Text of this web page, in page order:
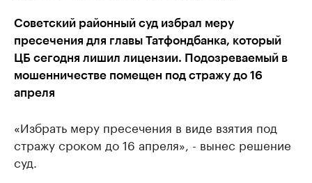
Советский районный суд избрал меру
пресечения для главы Татфондбанка, который
ЦБ сегодня лишил лицензии. Подозреваемый в
мошенничестве помещен под стражу до 16
апреля
«Избрать меру пресечения в виде взятия под
стражу сроком до 16 апреля», - вынес решение
суд.